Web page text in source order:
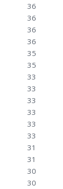
36
36
36
36
35
35
33
33
33
33
33
33
31
31
30
30